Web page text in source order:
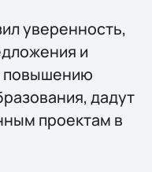
уверенность,
и
повышению
дадут
проектам в